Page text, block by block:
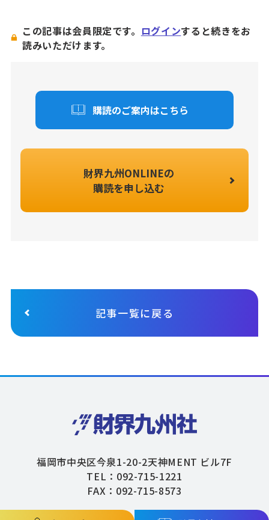
この記事は会員限定です。 ログインすると続きをお
読みいただけます。
購読のご案内はこちら
財界九州ONLINEの
購読を申し込む
記事一覧に戻る
福岡市中央区今泉1-20-2天神MENT ビル7F
TEL：092-715-1221
FAX：092-715-8573